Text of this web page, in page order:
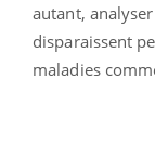
autant,
disparaissent
maladies